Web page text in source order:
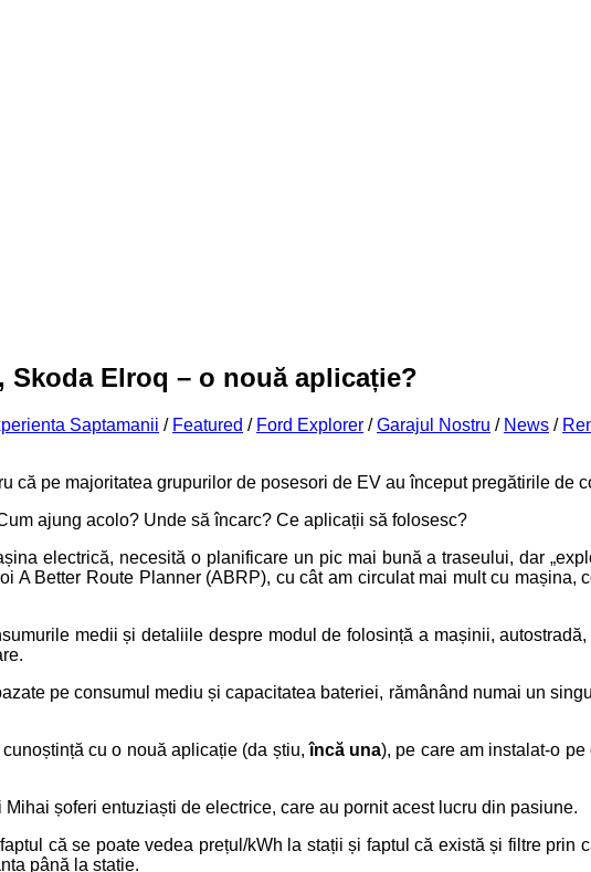
Skoda Elroq – o nouă aplicație?
Saptamanii / Featured / Ford Explorer /Garajul Nostru / News /
că pe majoritatea grupurilor de posesori de EV au început pregătirile de
ajung acolo? Unde să încarc? Ce aplicații să folosesc?
electrică, necesită o planificare un pic mai bună a traseului, dar
A Better Route Planner (ABRP), cu cât am circulat mai mult cu
medii și detaliile despre modul de folosință a mașinii,
pe consumul mediu și capacitatea bateriei, rămânând numai un
cu o nouă aplicație (da știu,încă una), pe care am instalat-o
Mihai șoferi entuziaști de electrice, care au pornit acest lucru din pasiune.
că se poate vedea prețul/kWh la stații și faptul că există și filtre prin
până la stație.